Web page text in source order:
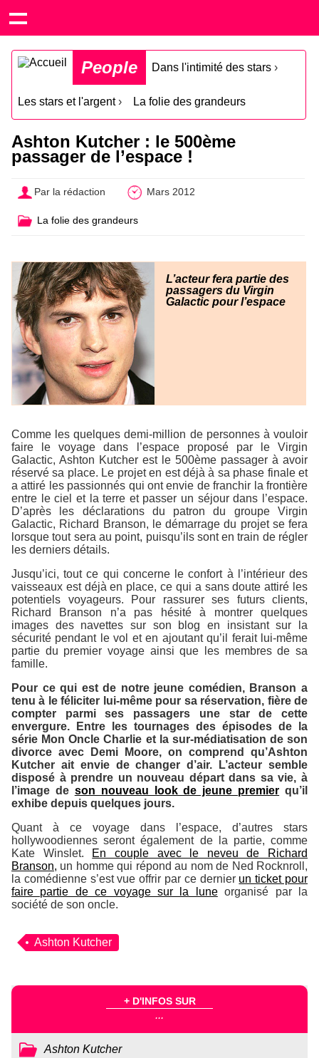
People Dans l'intimité des stars ›
Les stars et l'argent› La folie des grandeurs
Ashton Kutcher : le 500ème
passager de l’espace !
Par la rédaction Mars 2012
La folie des grandeurs
L’acteur fera partie des
passagers du Virgin
Galactic pour l’espace
Comme les quelques demi-million de personnes à vouloir
faire le voyage dans l’espace proposé par le Virgin
Galactic, Ashton Kutcher est le 500ème passager à avoir
réservé sa place. Le projet en est déjà à sa phase finale et
a attiré les passionnés qui ont envie de franchir la frontière
entre le ciel et la terre et passer un séjour dans l’espace.
D’après les déclarations du patron du groupe Virgin
Galactic, Richard Branson, le démarrage du projet se fera
lorsque tout sera au point, puisqu’ils sont en train de régler
les derniers détails.
Jusqu’ici, tout ce qui concerne le confort à l’intérieur des
vaisseaux est déjà en place, ce qui a sans doute attiré les
potentiels voyageurs. Pour rassurer ses futurs clients,
Richard Branson n’a pas hésité à montrer quelques
images des navettes sur son blog en insistant sur la
sécurité pendant le vol et en ajoutant qu’il ferait lui-même
partie du premier voyage ainsi que les membres de sa
famille.
Pour ce qui est de notre jeune comédien, Branson a
tenu à le féliciter lui-même pour sa réservation, fière de
compter parmi ses passagers une star de cette
envergure. Entre les tournages des épisodes de la
série Mon Oncle Charlie et la sur-médiatisation de son
divorce avec Demi Moore, on comprend qu’Ashton
Kutcher ait envie de changer d’air. L’acteur semble
disposé à prendre un nouveau départ dans sa vie, à
l’image de son nouveau look de jeune premier qu’il
exhibe depuis quelques jours.
Quant à ce voyage dans l’espace, d’autres stars
hollywoodiennes seront également de la partie, comme
Kate Winslet.
En couple avec le neveu de Richard
Branson, un homme qui répond au nom de Ned Rocknroll,
la comédienne s’est vue offrir par ce dernier un ticket pour
faire partie de ce voyage sur la luneorganisé par la
société de son oncle.
Ashton Kutcher
+ D'INFOS SUR
...
Ashton Kutcher